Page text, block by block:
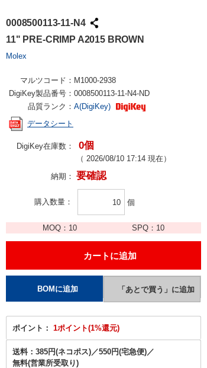
0008500113-11-N4
11" PRE-CRIMP A2015 BROWN
Molex
マルツコード： M1000-2938
DigiKey製品番号： 0008500113-11-N4-ND
品質ランク： A(DigiKey)
データシート
DigiKey在庫数： 0個
（ 2026/08/10 17:14 現在）
納期： 要確認
購入数量 個
MOQ： 10 SPQ： 10
ポイント： 1ポイント(1%還元)
送料： 385円(ネコポス)／550円(宅急便)／
無料(営業所受取り)